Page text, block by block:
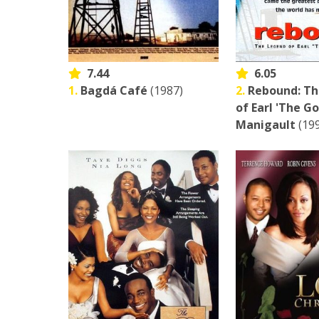
7.44
1. Bagdá Café (1987)
6.05
2. Rebound:
of Earl 'The
Manigault